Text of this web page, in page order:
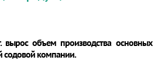
вырос объем производства основных
содовой компании.